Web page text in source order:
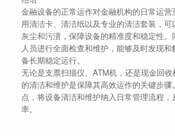
金融设备的正常运作对金融机构的日常运
用清洁卡、清洁纸以及专业的清洁套装，
灰尘和污渍，保障设备的精准度和稳定性
人员进行全面检查和维护，能够及时发现
备长期稳定运行。
无论是支票扫描仪、ATM机，还是现金回
的清洁和维护是保障其高效运作的关键步
点，将设备清洁和维护纳入日常管理流程
率。